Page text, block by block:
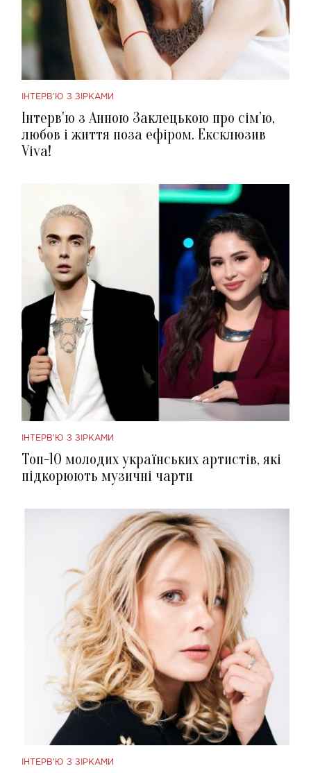
ІНТЕРВ'Ю З ЗІРКАМИ
Інтерв'ю з Анною Заклецькою про сім’ю,
любов і життя поза ефіром. Ексклюзив
Viva!
ІНТЕРВ'Ю З ЗІРКАМИ
Топ-10 молодих українських артистів, які
підкорюють музичні чарти
ІНТЕРВ'Ю З ЗІРКАМИ